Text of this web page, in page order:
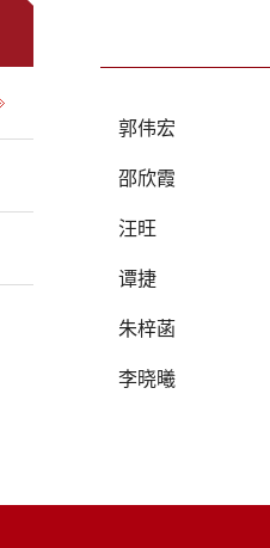
郭伟宏
邵欣霞
汪旺
谭捷
朱梓菡
李晓曦